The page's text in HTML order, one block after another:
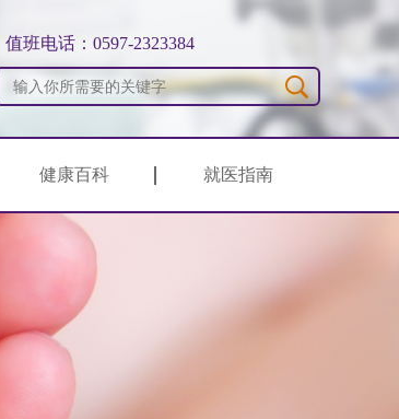
值班电话：0597-2323384
健康百科 就医指南